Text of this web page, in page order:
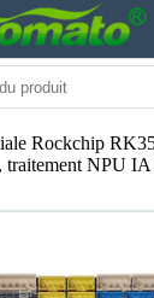
Rockchip
NPU IA